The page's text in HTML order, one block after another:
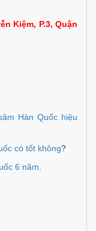
Kiệm, P.3, Quận
Hàn Quốc hiệu
có tốt không?
6 năm